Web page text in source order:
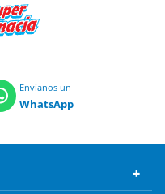
Envíanos un
WhatsApp